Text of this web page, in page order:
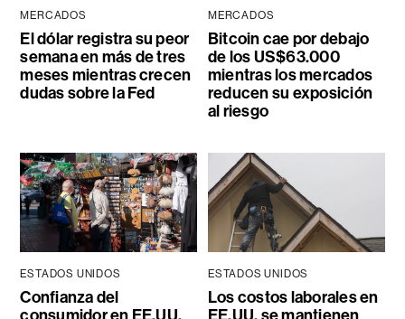
MERCADOS
El dólar registra su peor
semana en más de tres
meses mientras crecen
dudas sobre la Fed
MERCADOS
Bitcoin cae por debajo
de los US$63.000
mientras los mercados
reducen su exposición
al riesgo
ESTADOS UNIDOS
Confianza del
ESTADOS UNIDOS
Los costos laborales en